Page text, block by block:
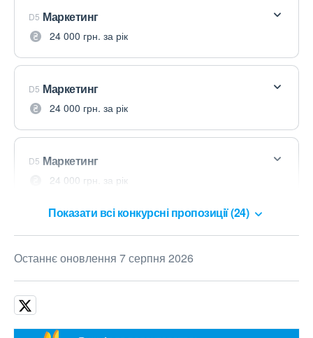
D5 Маркетинг
24 000 грн. за рік
D5 Маркетинг
24 000 грн. за рік
D5 Маркетинг
24 000 грн. за рік
Показати всі конкурсні пропозиції (24)
Останнє оновлення 7 серпня 2026